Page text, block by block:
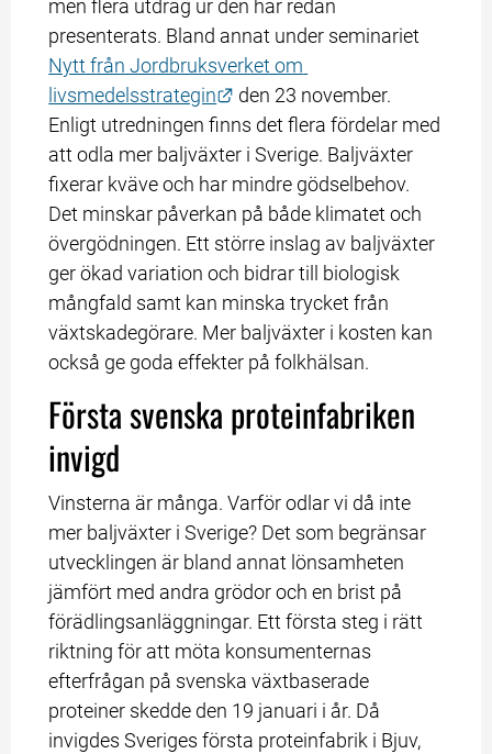
men flera utdrag ur den har redan
Nytt från Jordbruksverket om
livsmedelsstrategin
Länk till annan webbplats.
den 23 november.
Enligt utredningen finns det flera fördelar med
att odla mer baljväxter i Sverige. Baljväxter
fixerar kväve och har mindre gödselbehov.
Det minskar påverkan på både klimatet och
övergödningen. Ett större inslag av baljväxter
ger ökad variation och bidrar till biologisk
mångfald samt kan minska trycket från
växtskadegörare. Mer baljväxter i kosten kan
också ge goda effekter på folkhälsan.
Första svenska proteinfabriken
invigd
Vinsterna är många. Varför odlar vi då inte
mer baljväxter i Sverige? Det som begränsar
utvecklingen är bland annat lönsamheten
jämfört med andra grödor och en brist på
förädlingsanläggningar. Ett första steg i rätt
riktning för att möta konsumenternas
efterfrågan på svenska växtbaserade
proteiner skedde den 19 januari i år. Då
invigdes Sveriges första proteinfabrik i Bjuv,